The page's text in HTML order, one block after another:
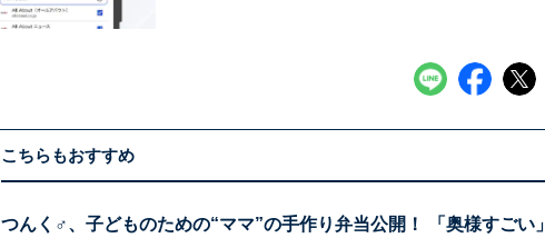
こちらもおすすめ
つんく♂、子どものための“ママ”の手作り弁当公開！ 「奥様すごい」